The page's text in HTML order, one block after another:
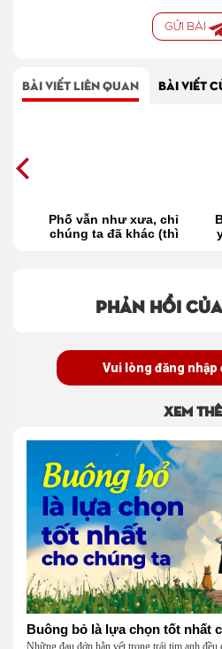
GỬI BÀI
BÀI VIẾT LIÊN QUAN BÀI VIẾT
Phố vẫn như xưa, chỉ
chúng ta đã khác (thì
Phản hồi
Vui lòng đăng nhập
Xem
Buông bỏ là lựa chọn tốt nhất